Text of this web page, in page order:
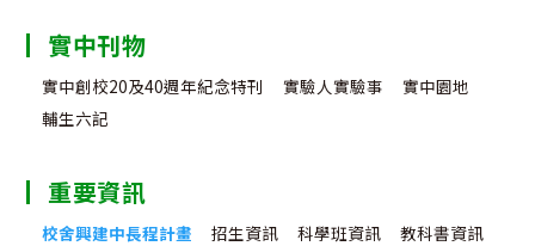
實中刊物
實中創校20及40週年紀念特刊 實驗人實驗事
實中園地
輔生六記
重要資訊
校舍興建中長程計畫 招生資訊 科學班資訊
教科書資訊